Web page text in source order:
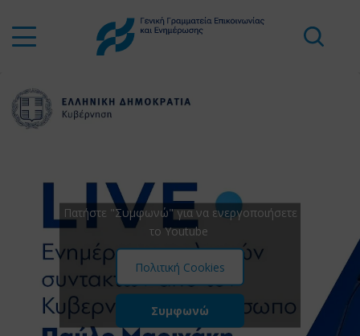
Πατήστε "Συμφωνώ" για να ενεργοποιήσετε
το Youtube
Πολιτική Cookies
Συμφωνώ